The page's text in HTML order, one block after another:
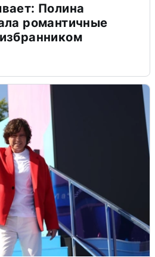
Полина
романтичные